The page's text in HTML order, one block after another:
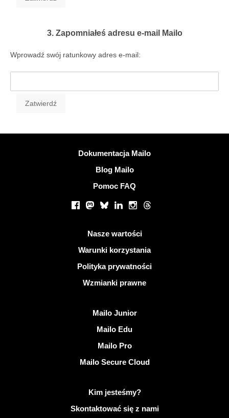
3. Zapomniałeś adresu e-mail Mailo
Wprowadź swój ratunkowy adres e-mail:
Dokumentacja Mailo
Blog Mailo
Pomoc FAQ
Portale społecznościowe
Facebook
Mastodon
BlueskyLinkedInInstagram
Threads
Nasze wartości
Warunki korzystania
Polityka prywatności
Wzmianki prawne
Mailo Junior
Mailo Edu
Mailo Pro
Mailo Secure Cloud
Więcej informacji na temat Mailo
Kim jesteśmy?
Skontaktować się z nami